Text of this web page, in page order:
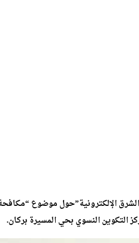
الإلكترونية”حول موضوع